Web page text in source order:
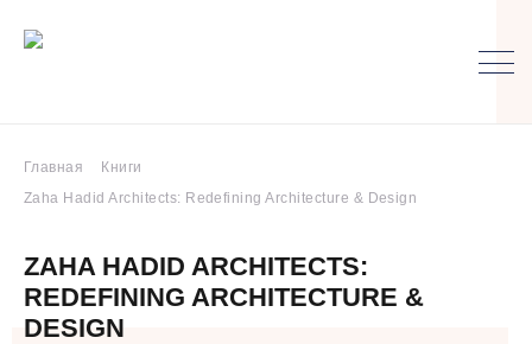
Главная
Книги
Zaha Hadid Architects: Redefining Architecture & Design
ZAHA HADID ARCHITECTS:
REDEFINING ARCHITECTURE &
DESIGN